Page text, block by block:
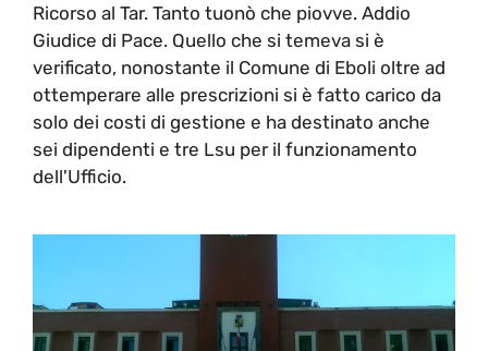
Ricorso al Tar. Tanto tuonò che piovve. Addio
Giudice di Pace. Quello che si temeva si è
verificato, nonostante il Comune di Eboli oltre ad
ottemperare alle prescrizioni si è fatto carico da
solo dei costi di gestione e ha destinato anche
sei dipendenti e tre Lsu per il funzionamento
dell'Ufficio.